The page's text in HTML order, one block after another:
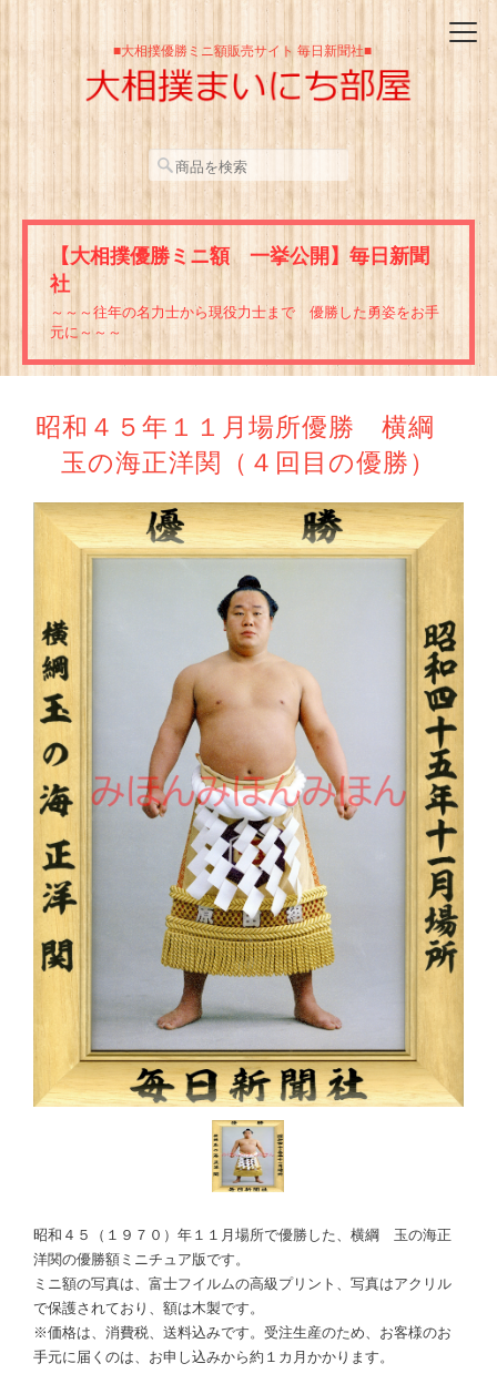
■大相撲優勝ミニ額販売サイト 毎日新聞社■
【大相撲優勝ミニ額 一挙公開】毎日新聞
社
～～～往年の名力士から現役力士まで 優勝した勇姿をお手
元に～～～
昭和４５年１１月場所優勝 横綱
玉の海正洋関（４回目の優勝）
昭和４５（１９７０）年１１月場所で優勝した、横綱 玉の海正
洋関の優勝額ミニチュア版です。
ミニ額の写真は、富士フイルムの高級プリント、写真はアクリル
で保護されており、額は木製です。
※価格は、消費税、送料込みです。受注生産のため、お客様のお
手元に届くのは、お申し込みから約１カ月かかります。